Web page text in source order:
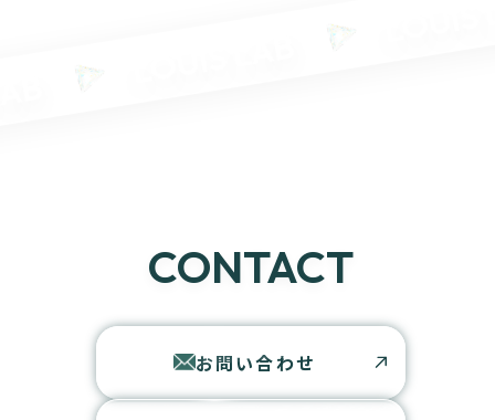
CONTACT
お問い合わせ